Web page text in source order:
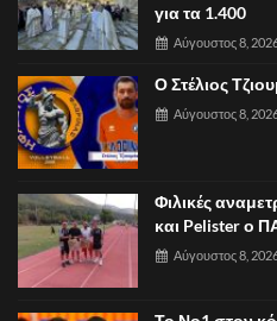
για τα 1.400
Αύγουστος 8,
Ο Στέλιος
Αύγουστος 8,
Φιλικές
και Pelister ο
Αύγουστος 8,